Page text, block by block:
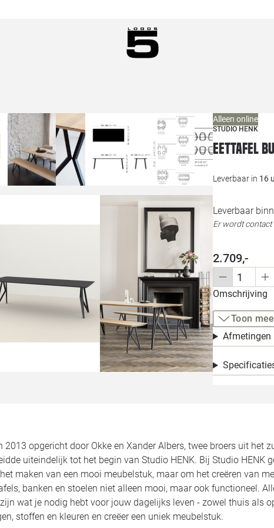
Alleen online
STUDIO HENK
Eettafel
Leverbaar in 16
Leverbaar
Er wordt
2.709,-
Omschrijving
Toon
Afmetingen
2013 opgericht door Okke en Xander Albers, twee broers uit het
uiteindelijk tot het begin van Studio HENK. Bij Studio HENK
maken van een mooi meubelstuk, maar om het creëren van
banken en stoelen niet alleen mooi, maar ook functioneel.
wat je nodig hebt voor jouw dagelijks leven - zowel thuis als
stoffen en kleuren en creëer een uniek meubelstuk.